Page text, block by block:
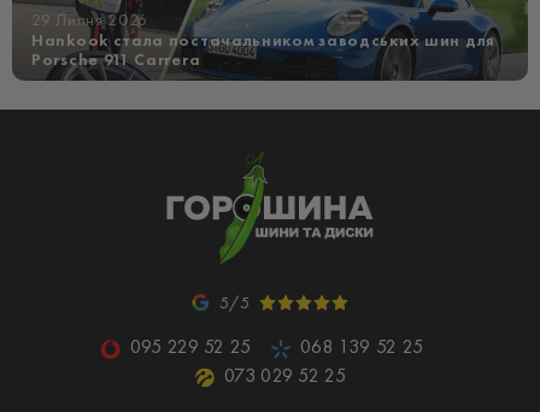
29 Липня 2026
Hankook стала постачальником заводських шин для
Porsche 911 Carrera
5/5
095 229 52 25
068 139 52 25
073 029 52 25